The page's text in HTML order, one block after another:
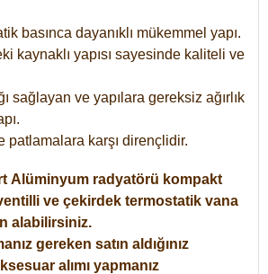
basınca dayanıklı mükemmel yapı.
kaynaklı yapısı sayesinde kaliteli ve
sağlayan ve yapılara gereksiz ağırlık
patlamalara karşı dirençlidir.
Alüminyum radyatörü kompakt
ve çekirdek termostatik vana
alabilirsiniz.
gereken satın aldığınız
alımı yapmanız